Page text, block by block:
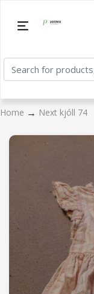
Home → Next kjóll 74